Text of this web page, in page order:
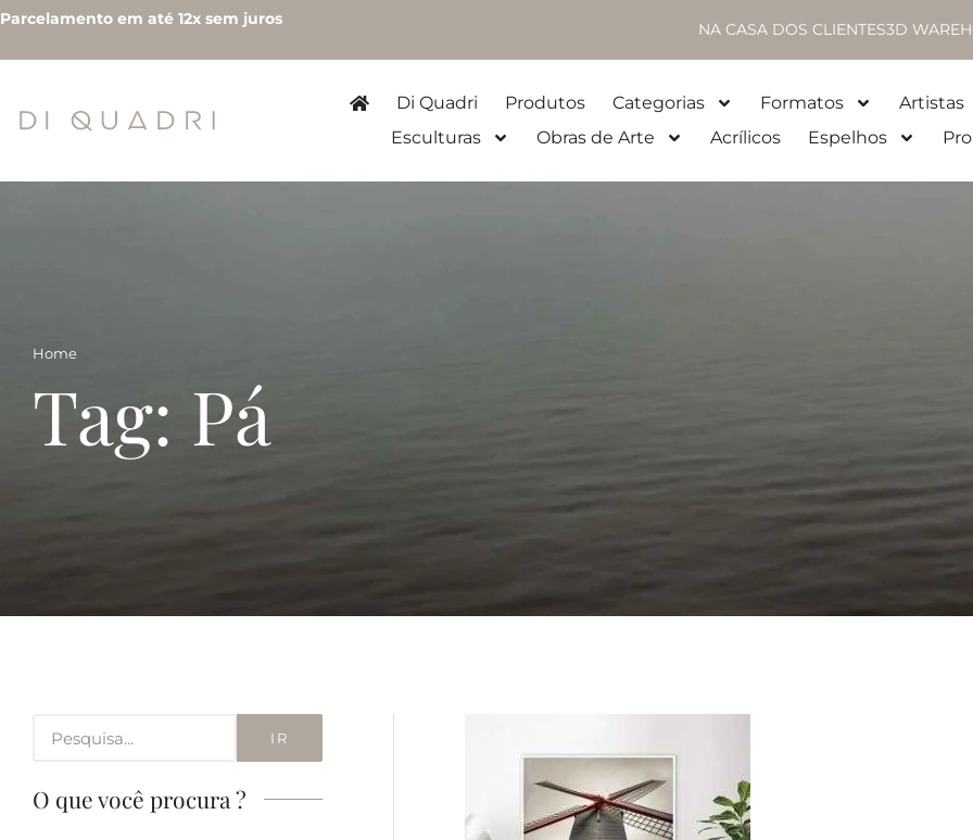
Parcelamento em até 12x sem juros
NA CASA DOS CLIENTES3D
Di Quadri Produtos Categorias Formatos
Artistas
Esculturas
Obras de Arte Acrílicos Espelhos
Home
Tag: Pá
IR
O que você procura ?